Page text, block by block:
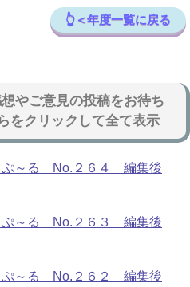
👆＜年度一覧に戻る
やご意見の投稿をお待ち
クリックして全て表示
～る No.２６４ 編集後
～る No.２６３ 編集後
～る No.２６２ 編集後